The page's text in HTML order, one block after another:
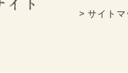
> サイトマ